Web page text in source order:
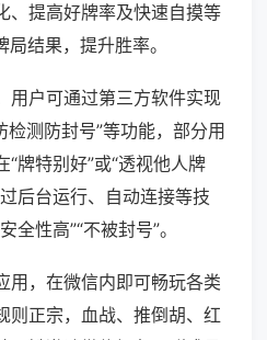
、提高好牌率及快速自摸等
结果，提升胜率。
用户可通过第三方软件实现
检测防封号”等功能，部分用
牌特别好”或“透视他人牌
后台运行、自动连接等技
全性高”“不被封号”。
用，在微信内即可畅玩各类
则正宗，血战、推倒胡、红